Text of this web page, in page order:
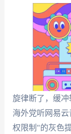
旋律断了，缓
海外党听网易
权限制"的灰色